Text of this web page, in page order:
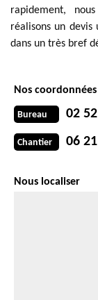
rapidement,
réalisons un
dans un très bref
Nos coordonnées
Bureau 02
Chantier 06
Nous localiser